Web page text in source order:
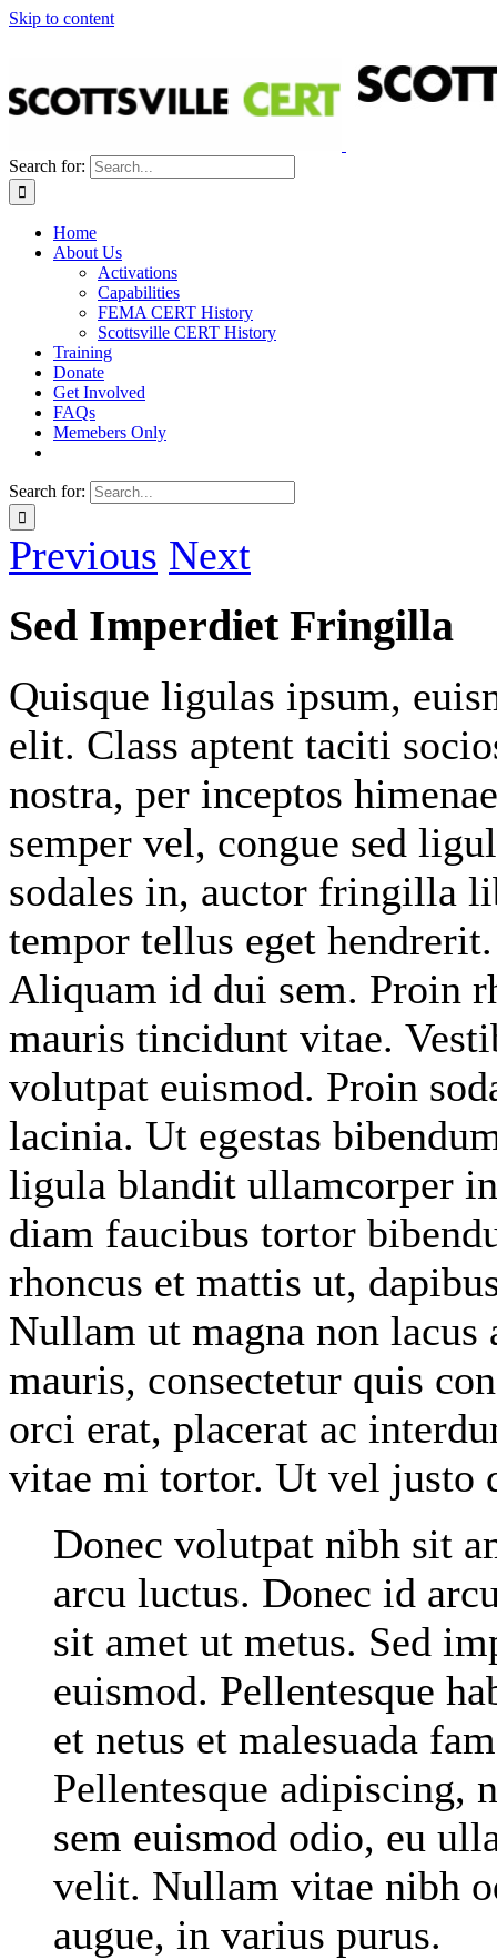
Skip to content
Search for:
Home
About Us
Activations
Capabilities
FEMA CERT History
Scottsville CERT History
Training
Donate
Get Involved
FAQs
Memebers Only
Search for:
Previous Next
Sed Imperdiet Fringilla
Quisque ligulas ipsum,
elit. Class aptent taciti
nostra, per inceptos
semper vel, congue sed
sodales in, auctor fringilla
tempor tellus eget
Aliquam id dui sem. Proin
mauris tincidunt vitae.
volutpat euismod. Proin
lacinia. Ut egestas
ligula blandit ullamcorper
diam faucibus tortor
rhoncus et mattis ut,
Nullam ut magna non
mauris, consectetur quis
orci erat, placerat ac
vitae mi tortor. Ut vel justo
Donec volutpat nibh sit
arcu luctus. Donec id
sit amet ut metus. Sed
euismod. Pellentesque
et netus et malesuada
Pellentesque adipiscing,
sem euismod odio, eu
velit. Nullam vitae nibh
augue, in varius purus.